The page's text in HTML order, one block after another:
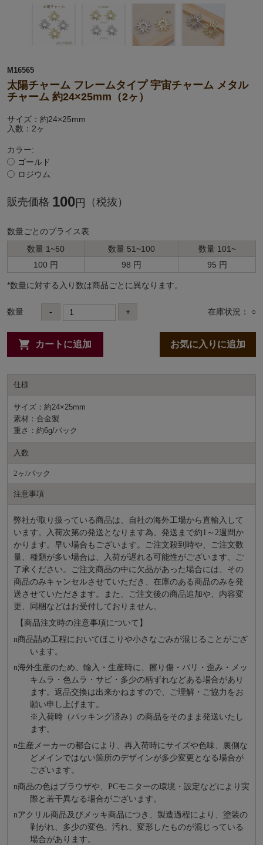
M16565
太陽チャーム フレームタイプ 宇宙チャーム メタル
チャーム 約24×25mm（2ヶ）
サイズ：約24×25mm
入数：2ヶ
カラー:
ゴールド
ロジウム
販売価格 100円 （税抜）
数量ごとのプライス表
数量 1~50
数量 51~100
数量 101~
100 円
98 円 95 円
*数量に対する⼊り数は商品ごとに異なります。
数量 - + 在庫状況： ○
カートに追加 お気に入りに追加
仕様
サイズ：約24×25mm
素材：合金製
重さ：約6g/パック
入数
2ヶ/パック
注意事項
弊社が取り扱っている商品は、自社の海外工場から直輸入して
います。入荷次第の発送となります為、発送まで約1～2週間か
かります。早い場合もございます。ご注文殺到時や、ご注文数
量、種類が多い場合は、入荷が遅れる可能性がございます、ご
了承ください。ご注文商品の中に欠品があった場合には、その
商品のみキャンセルさせていただき、在庫のある商品のみを発
送させていただきます。また、ご注文後の商品追加や、内容変
更、同梱などはお受付しておりません。
【商品注文時の注意事項について】
n商品詰め⼯程においてほこりや⼩さなごみが混じることがござ
います。
n海外⽣産のため、輸⼊・⽣産時に、擦り傷・バリ・歪み・メッ
キムラ・色ムラ・サビ・多少の柄ずれなどある場合があり
ます。返品交換は出来かねますので、ご理解・ご協⼒をお
願い申し上げます。
※⼊荷時（パッキング済み）の商品をそのまま発送いたし
ます。
n⽣産メーカーの都合により、再⼊荷時にサイズや⾊味、裏側な
どメインではない箇所のデザインが多少変更となる場合が
ございます。
n商品の⾊はブラウザや、PCモニターの環境・設定などにより実
際と若⼲異なる場合がございます。
nアクリル商品及びメッキ商品につき、製造過程により、塗装の
剥がれ、多少の変色、汚れ、変形したものが混じっている
場合があります。